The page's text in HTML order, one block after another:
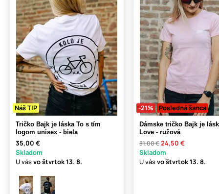
Náš TIP
Tričko Bajk je láska To s tím
logom unisex - biela
35,00 €
Skladom
U vásvo štvrtok13. 8.
-21% Posledná šanca
Dámske tričko Bajk je
Love - ružová
31,00 €24,50 €
Skladom
U vásvo štvrtok13. 8.